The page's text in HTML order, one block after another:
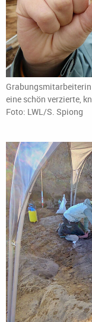
eine schön verzierte,
Foto: LWL/S. Spiong